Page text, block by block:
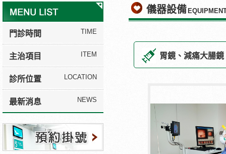
門診時間 TIME
主治項目 ITEM
診所位置 LOCATION
最新消息 NEWS
儀器設備
胃鏡、減痛大腸鏡